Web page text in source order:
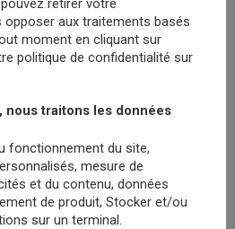
d’une partie pratique pour laquelle il est
portable.
formation ?
de l’IA appliquée à l’expertise
éthiques de l’IA
de l’IA pour les experts
retirer votre
aux traitements basés
moment en cliquant sur
politique de confidentialité sur
nous traitons les données
fonctionnement du site,
mesure de
et du contenu, données
de produit, Stocker et/ou
sur un terminal.